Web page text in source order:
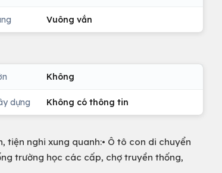
Vuông vắn
Không
dựng Không có thông tin
tiện nghi xung quanh:• Ô tô con di chuyển
trường học các cấp, chợ truyền thống,